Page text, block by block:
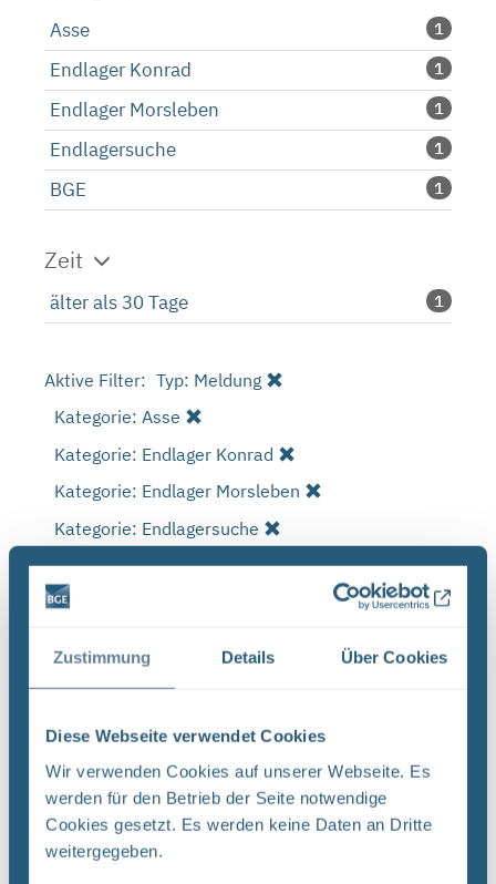
Zustimmung Details Über Cookies
Diese Webseite verwendet Cookies
Wir verwenden Cookies auf unserer Webseite. Es
werden für den Betrieb der Seite notwendige
Cookies gesetzt. Es werden keine Daten an Dritte
weitergegeben.
Asse 1
Endlager Konrad 1
Endlager Morsleben 1
Endlagersuche 1
BGE 1
Zeit
älter als 30 Tage 1
Aktive Filter: Typ: Meldung
Kategorie: Asse
Kategorie: Endlager Konrad
Kategorie: Endlager Morsleben
Kategorie: Endlagersuche
Zeit: älter als 30 Tage
Alle Filter entfernen
Zeige Ergebnisse 1 bis 1 von 1.
Ergebnisse pro Seite:
Sortieren nach